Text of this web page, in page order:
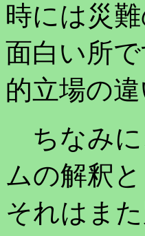
時には災
面白い所
的立場の違
ちなみに
ムの解釈
それはま